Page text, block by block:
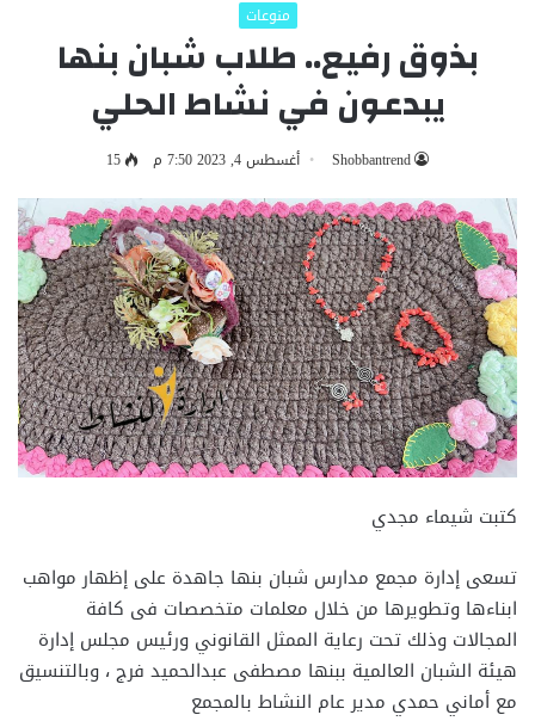
منوعات
بذوق رفيع.. طلاب شبان بنها
يبدعون في نشاط الحلي
Shobbantrend أغسطس 4, 2023 7:50 م 15
كتبت شيماء مجدي
تسعى إدارة مجمع مدارس شبان بنها جاهدة على إظهار مواهب
ابناءها وتطويرها من خلال معلمات متخصصات فى كافة
المجالات وذلك تحت رعاية الممثل القانوني ورئيس مجلس إدارة
هيئة الشبان العالمية ببنها مصطفى عبدالحميد فرج ، وبالتنسيق
مع أماني حمدي مدير عام النشاط بالمجمع